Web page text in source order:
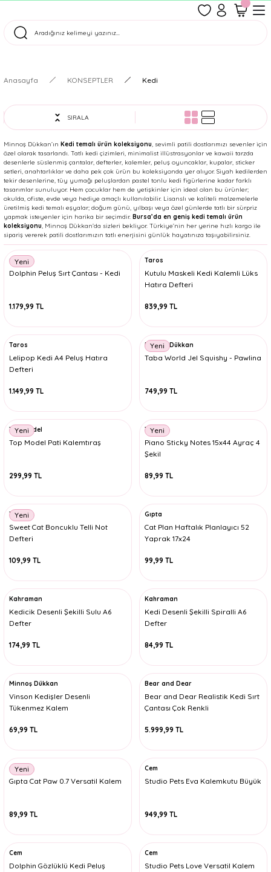
Tüm Siparişler Aynı Gün Kargoda!
Anasayfa KONSEPTLER Kedi
SIRALA
Minnoş Dükkan’ın Kedi temalı ürün koleksiyonu, sevimli patili dostlarımızı sevenler için
özel olarak tasarlandı. Tatlı kedi çizimleri, minimalist illüstrasyonlar ve kawaii tarzda
desenlerle süslenmiş çantalar, defterler, kalemler, peluş oyuncaklar, kupalar, sticker
setleri, anahtarlıklar ve daha pek çok ürün bu koleksiyonda yer alıyor. Siyah kedilerden
tekir desenlerine, tüy yumağı peluşlardan pastel tonlu kedi figürlerine kadar farklı
tasarımlar sunuluyor. Hem çocuklar hem de yetişkinler için ideal olan bu ürünler;
okulda, ofiste, evde veya hediye amaçlı kullanılabilir. Lisanslı ve kaliteli malzemelerle
üretilmiş kedi temalı eşyalar; doğum günü, yılbaşı veya özel günlerde tatlı bir sürpriz
yapmak isteyenler için harika bir seçimdir. Bursa’da en geniş kedi temalı ürün
koleksiyonu, Minnoş Dükkan’da sizleri bekliyor. Türkiye’nin her yerine hızlı kargo ile
sipariş vererek patili dostlarımızın tatlı enerjisini günlük hayatınıza taşıyabilirsiniz.
Yeni
Cem
Dolphin Peluş Sırt Çantası - Kedi
1.179,99 TL
Taros
Kutulu Maskeli Kedi Kalemli Lüks
Hatıra Defteri
839,99 TL
Taros
Lelipop Kedi A4 Peluş Hatıra
Defteri
1.149,99 TL
Yeni
Minnoş Dükkan
Taba World Jel Squishy - Pawlina
749,99 TL
Yeni
Top Model
Top Model Pati Kalemtıraş
299,99 TL
Yeni
Timon
Piano Sticky Notes 15x44 Ayraç 4
Şekil
89,99 TL
Yeni
Taros
Sweet Cat Boncuklu Telli Not
Defteri
109,99 TL
Gıpta
Cat Plan Haftalık Planlayıcı 52
Yaprak 17x24
99,99 TL
Kahraman
Kedicik Desenli Şekilli Sulu A6
Defter
174,99 TL
Kahraman
Kedi Desenli Şekilli Spiralli A6
Defter
84,99 TL
Minnoş Dükkan
Vinson Kedişler Desenli
Tükenmez Kalem
69,99 TL
Bear and Dear
Bear and Dear Realistik Kedi Sırt
Çantası Çok Renkli
5.999,99 TL
Yeni
Gıpta
Gıpta Cat Paw 0.7 Versatil Kalem
89,99 TL
Cem
Studio Pets Eva Kalemkutu Büyük
949,99 TL
Cem
Dolphin Gözlüklü Kedi Peluş
Cem
Studio Pets Love Versatil Kalem